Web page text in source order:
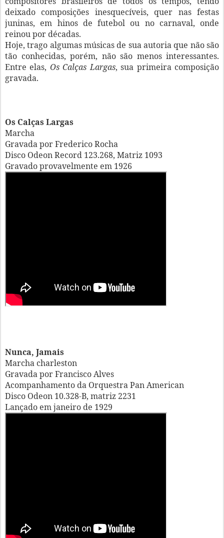
deixado composições inesquecíveis, quer nas festas
juninas, em hinos de futebol ou no carnaval, onde
reinou por décadas.
Hoje, trago algumas músicas de sua autoria que não são
tão conhecidas, porém, não são menos interessantes.
Entre elas, Os Calças Largas, sua primeira composição
gravada.
Os Calças Largas
Marcha
Gravada por Frederico Rocha
Disco Odeon Record 123.268, Matriz 1093
Gravado provavelmente em 1926
Nunca, Jamais
Marcha charleston
Gravada por Francisco Alves
Acompanhamento da Orquestra Pan American
Disco Odeon 10.328-B, matriz 2231
Lançado em janeiro de 1929